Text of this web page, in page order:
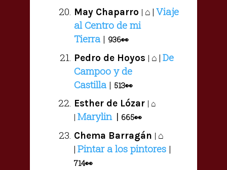
May Chaparro | ⌂ | Viaje
al Centro de mi
Tierra | 936👀
Pedro de Hoyos | ⌂ | De
Campoo y de
Castilla | 513👀
Esther de Lózar | ⌂
| Marylin 665👀
Chema Barragán | ⌂
| Pintar a los pintores |
714👀